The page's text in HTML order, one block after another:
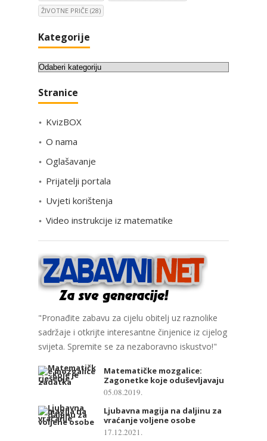
ŽIVOTNE PRIČE (28)
Kategorije
K
t
g
i
j
Stranice
KvizBOX
O nama
Oglašavanje
Prijatelji portala
Uvjeti korištenja
Video instrukcije iz matematike
"Pronađite zabavu za cijelu obitelj uz raznolike
sadržaje i otkrijte interesantne činjenice iz cijelog
svijeta. Spremite se za nezaboravno iskustvo!"
Matematičke mozgalice:
Zagonetke koje oduševljavaju
05.08.2019.
Ljubavna magija na daljinu za
vraćanje voljene osobe
17.12.2021.